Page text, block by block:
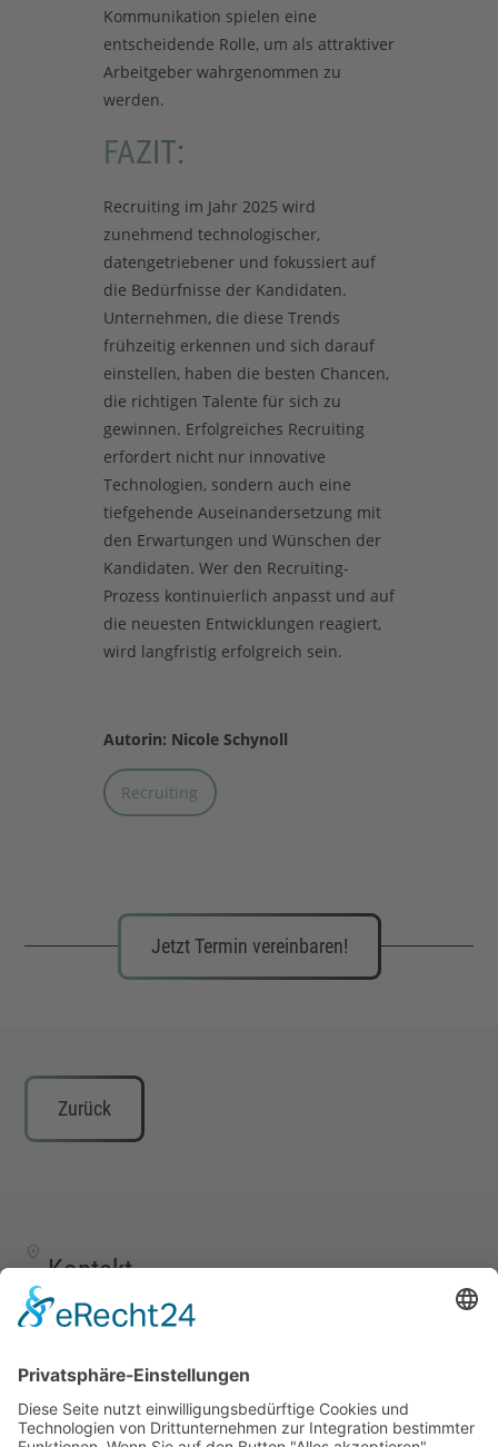
Kommunikation spielen eine
entscheidende Rolle, um als attraktiver
Arbeitgeber wahrgenommen zu
werden.
FAZIT:
Recruiting im Jahr 2025 wird
zunehmend technologischer,
datengetriebener und fokussiert auf
die Bedürfnisse der Kandidaten.
Unternehmen, die diese Trends
frühzeitig erkennen und sich darauf
einstellen, haben die besten Chancen,
die richtigen Talente für sich zu
gewinnen. Erfolgreiches Recruiting
erfordert nicht nur innovative
Technologien, sondern auch eine
tiefgehende Auseinandersetzung mit
den Erwartungen und Wünschen der
Kandidaten. Wer den Recruiting-
Prozess kontinuierlich anpasst und auf
die neuesten Entwicklungen reagiert,
wird langfristig erfolgreich sein.
Autorin: Nicole Schynoll
Recruiting
Jetzt Termin vereinbaren!
Zurück
Kontakt
TALENTSCOUT CONSULTING GmbH
57258 Freudenberg
+49 (0) 15117609865
office(at)talentscout.de